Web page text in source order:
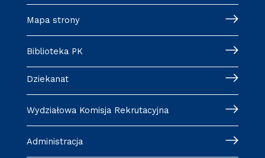
Mapa strony
Biblioteka PK
Dziekanat
Wydziałowa Komisja Rekrutacyjna
Administracja